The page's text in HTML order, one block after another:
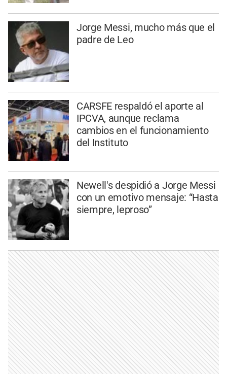
Jorge Messi, mucho más que el
padre de Leo
CARSFE respaldó el aporte al
IPCVA, aunque reclama
cambios en el funcionamiento
del Instituto
Newell's despidió a Jorge Messi
con un emotivo mensaje: “Hasta
siempre, leproso”